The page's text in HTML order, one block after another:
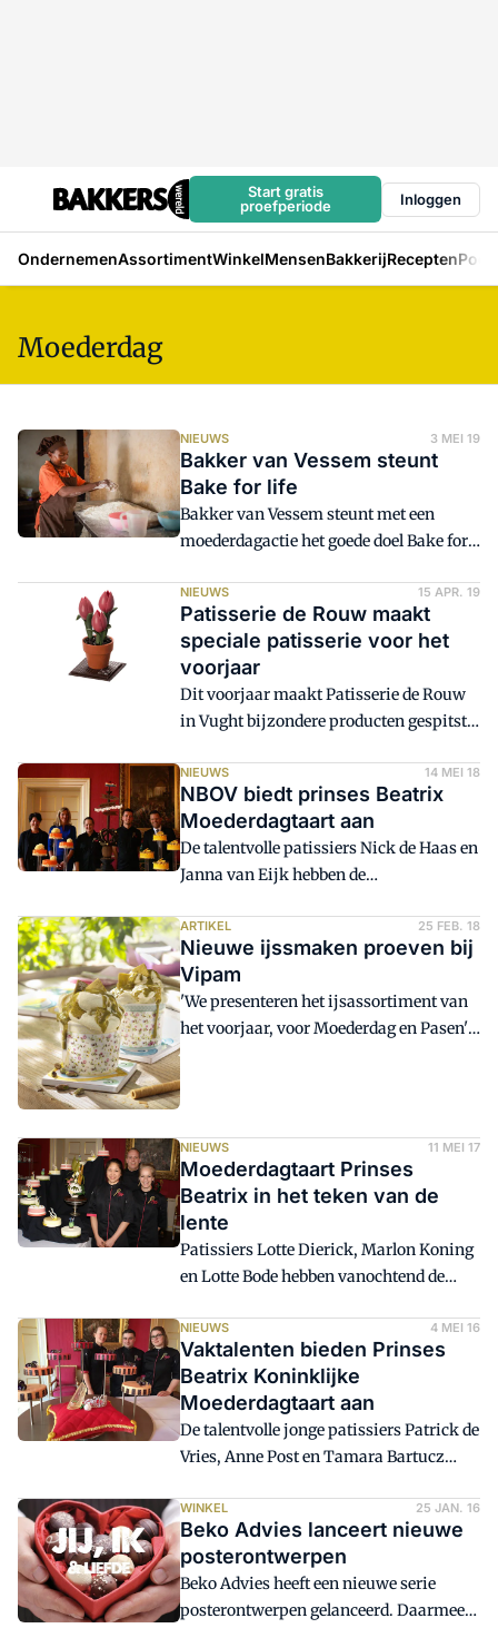
Start gratis
proefperiode
Inloggen
OndernemenAssortimentWinkelMensenBakkerijRecepten
Moederdag
NIEUWS 3 MEI 19
Bakker van Vessem steunt
Bake for life
Bakker van Vessem steunt met een
moederdagactie het goede doel Bake for
NIEUWS 15 APR. 19
Patisserie de Rouw maakt
speciale patisserie voor het
voorjaar
Dit voorjaar maakt Patisserie de Rouw
in Vught bijzondere producten gespitst
Waaronder een spectaculair hart met
vleugels ter ere van de liefde en
Moederdag. Een ander nieuw product is
een ode aan Holland in de vorm van een
bijzondere chocolade-tulp in een vaasje.
NIEUWS 14 MEI 18
NBOV biedt prinses Beatrix
Moederdagtaart aan
De talentvolle patissiers Nick de Haas en
Janna van Eijk hebben de
Beatrix. De aanbieding vond plaats op
Paleis Noordeinde namens alle
Nederlandse ambachtelijke brood- en
banketbakkers.
ARTIKEL 25 FEB. 18
Nieuwe ijssmaken proeven bij
Vipam
'We presenteren het ijsassortiment van
het voorjaar, voor Moederdag en Pasen'
legt Erik van Leyden van Vipam uit.
NIEUWS 11 MEI 17
Moederdagtaart Prinses
Beatrix in het teken van de
lente
Patissiers Lotte Dierick, Marlon Koning
en Lotte Bode hebben vanochtend de
Beatrix. De aanbieding vond plaats op
Paleis Noordeinde namens alle
Nederlandse ambachtelijke brood- en
banketbakkers.
NIEUWS 4 MEI 16
Vaktalenten bieden Prinses
Beatrix Koninklijke
Moederdagtaart aan
De talentvolle jonge patissiers Patrick de
Vries, Anne Post en Tamara Bartucz
met het thema 'Prinsessen' aangeboden
aan Prinses Beatrix. Dit is een jaarlijks
terugkerend initiatief van alle
Nederlandse ambachtelijke brood- en
banketbakkers. De aanbieding vond
WINKEL 25 JAN. 16
Beko Advies lanceert nieuwe
posterontwerpen
Beko Advies heeft een nieuwe serie
posterontwerpen gelanceerd. Daarmee